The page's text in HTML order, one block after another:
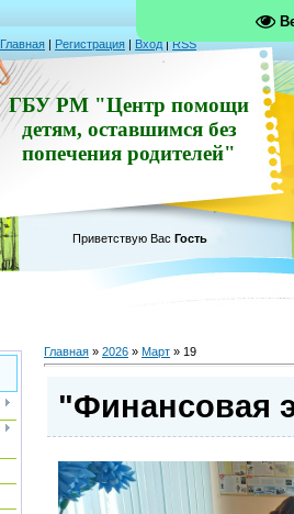
Главная | Регистрация | Вход|RSS
ГБУ РМ "Центр помощи
детям, оставшимся без
попечения родителей"
Приветствую Вас Гость
Главная » 2026 » Март » 19
"Финансовая